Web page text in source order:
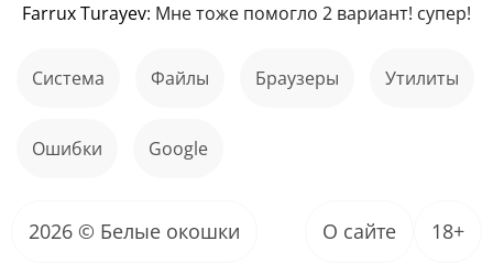
Farrux Turayev: Мне тоже помогло 2 вариант! супер!
Система файлы Браузеры Утилиты
ошибки Google
2026 © Белые окошки О сайте 18+